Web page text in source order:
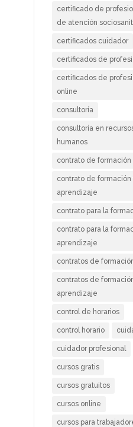
certificado de
de atención
certificados cuidador
certificados de
certificados de
online
consultoría
consultoría en
humanos
contrato de formación
contrato de formación
aprendizaje
contrato para la
contrato para la
aprendizaje
contratos de
contratos de
aprendizaje
control de horarios
control horario
cuidador profesional
cursos gratis
cursos gratuitos
cursos online
cursos para